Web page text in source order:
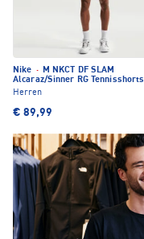
Nike ·
M NKCT DF SLAM
Alcaraz/Sinner RG Tennisshorts
Herren
€ 89,99